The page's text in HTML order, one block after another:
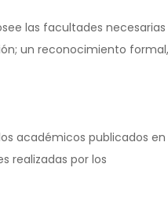
las facultades necesarias
un reconocimiento formal,
académicos publicados en
realizadas por los